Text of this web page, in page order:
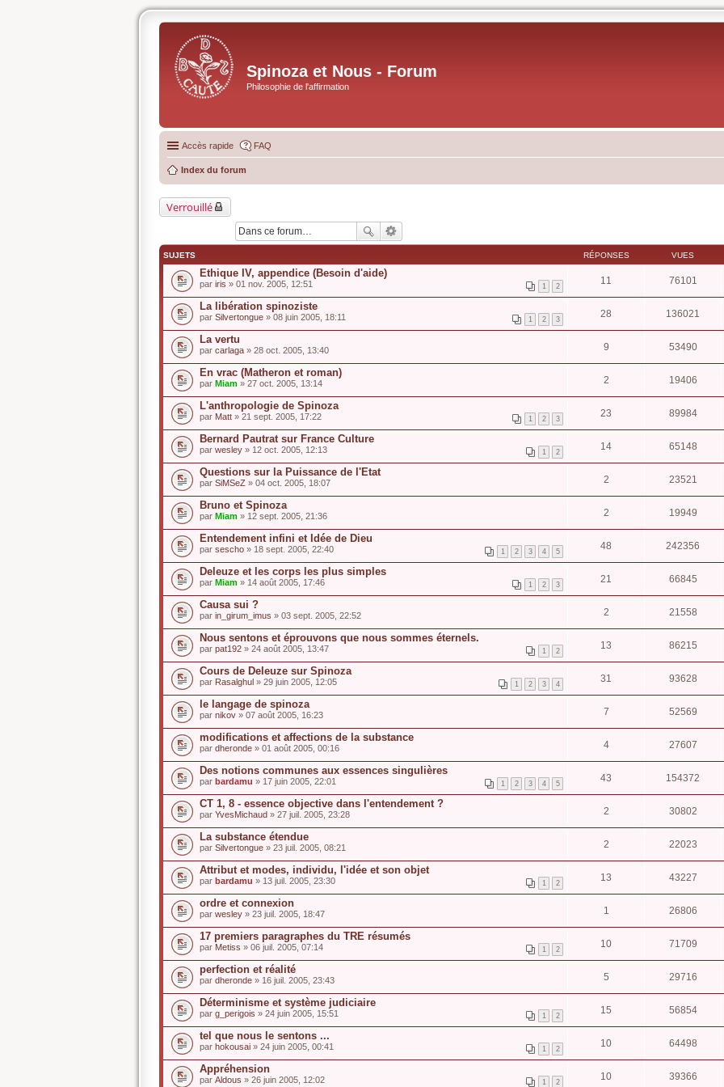
Spinoza et Nous - Forum
Philosophie de l'affirmation
Accès rapide FAQ
Index du forum
Verrouillé
SUJETS RÉPONSES VUES
Ethique IV, appendice (Besoin d'aide)
1 2
par iris » 01 nov. 2005, 12:51 11 76101
La libération spinoziste
1 2 3
par Silvertongue » 08 juin 2005, 18:11 28 136021
La vertu
par carlaga » 28 oct. 2005, 13:40 9 53490
En vrac (Matheron et roman)
par Miam » 27 oct. 2005, 13:14 2 19406
L'anthropologie de Spinoza
1 2 3
par Matt » 21 sept. 2005, 17:22 23 89984
Bernard Pautrat sur France Culture
1 2
par wesley » 12 oct. 2005, 12:13 14 65148
Questions sur la Puissance de l'Etat
par SiMSeZ » 04 oct. 2005, 18:07 2 23521
Bruno et Spinoza
par Miam » 12 sept. 2005, 21:36 2 19949
Entendement infini et Idée de Dieu
1 2 3 4 5
par sescho » 18 sept. 2005, 22:40 48 242356
Deleuze et les corps les plus simples
1 2 3
par Miam » 14 août 2005, 17:46 21 66845
Causa sui ?
par in_girum_imus » 03 sept. 2005, 22:52 2 21558
Nous sentons et éprouvons que nous sommes éternels.
1 2
par pat192 » 24 août 2005, 13:47 13 86215
Cours de Deleuze sur Spinoza
1 2 3 4
par Rasalghul » 29 juin 2005, 12:05 31 93628
le langage de spinoza
par nikov » 07 août 2005, 16:23 7 52569
modifications et affections de la substance
par dheronde » 01 août 2005, 00:16 4 27607
Des notions communes aux essences singulières
1 2 3 4 5
par bardamu » 17 juin 2005, 22:01 43 154372
CT 1, 8 - essence objective dans l'entendement ?
par YvesMichaud » 27 juil. 2005, 23:28 2 30802
La substance étendue
par Silvertongue » 23 juil. 2005, 08:21 2 22023
Attribut et modes, individu, l'idée et son objet
1 2
par bardamu » 13 juil. 2005, 23:30 13 43227
ordre et connexion
par wesley » 23 juil. 2005, 18:47 1 26806
17 premiers paragraphes du TRE résumés
1 2
par Metiss » 06 juil. 2005, 07:14 10 71709
perfection et réalité
par dheronde » 16 juil. 2005, 23:43 5 29716
Déterminisme et système judiciaire
1 2
par g_perigois » 24 juin 2005, 15:51 15 56854
tel que nous le sentons ...
1 2
par hokousai » 24 juin 2005, 00:41 10 64498
Appréhension
1 2
par Aldous » 26 juin 2005, 12:02 10 39366